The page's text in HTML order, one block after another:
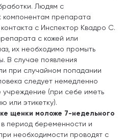
Людям с
компонентам препарата
с Инспектор Квадро С.
с кожей или
их необходимо промыть
В случае появления
при случайном попадании
следует немедленно
учреждение (при себе иметь
или этикетку).
щенки моложе 7-недельного
период беременности и
необходимости проводят с